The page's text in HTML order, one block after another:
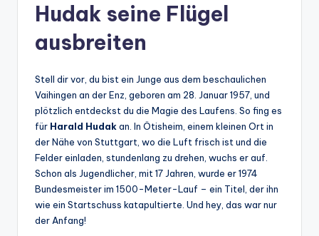
Hudak seine Flügel
ausbreiten
Stell dir vor, du bist ein Junge aus dem beschaulichen
Vaihingen an der Enz, geboren am 28. Januar 1957, und
plötzlich entdeckst du die Magie des Laufens. So fing es
für Harald Hudakan. In Ötisheim, einem kleinen Ort in
der Nähe von Stuttgart, wo die Luft frisch ist und die
Felder einladen, stundenlang zu drehen, wuchs er auf.
Schon als Jugendlicher, mit 17 Jahren, wurde er 1974
Bundesmeister im 1500-Meter-Lauf – ein Titel, der ihn
wie ein Startschuss katapultierte. Und hey, das war nur
der Anfang!